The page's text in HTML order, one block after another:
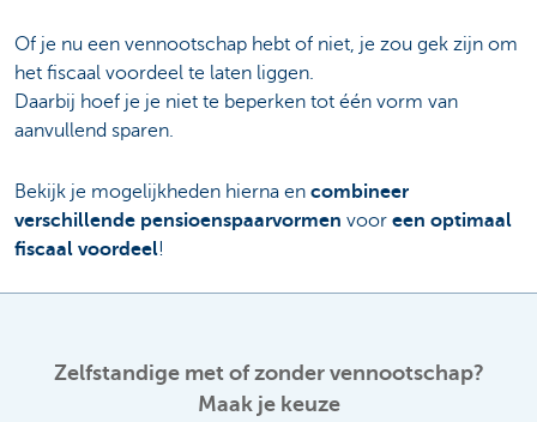
Of je nu een vennootschap hebt of niet, je zou gek zijn om
het fiscaal voordeel te laten liggen.
Daarbij hoef je je niet te beperken tot één vorm van
aanvullend sparen.
Bekijk je mogelijkheden hierna en combineer
verschillende pensioenspaarvormen voor een optimaal
fiscaal voordeel!
Zelfstandige met of zonder vennootschap?
Maak je keuze